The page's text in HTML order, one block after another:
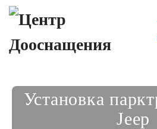
Установка
Jeep